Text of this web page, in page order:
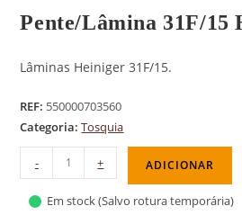
Pente/Lâmina 31F/15
Lâminas Heiniger 31F/15.
REF: 550000703560
Categoria:Tosquia
- + ADICIONAR
Em stock (Salvo rotura temporária)